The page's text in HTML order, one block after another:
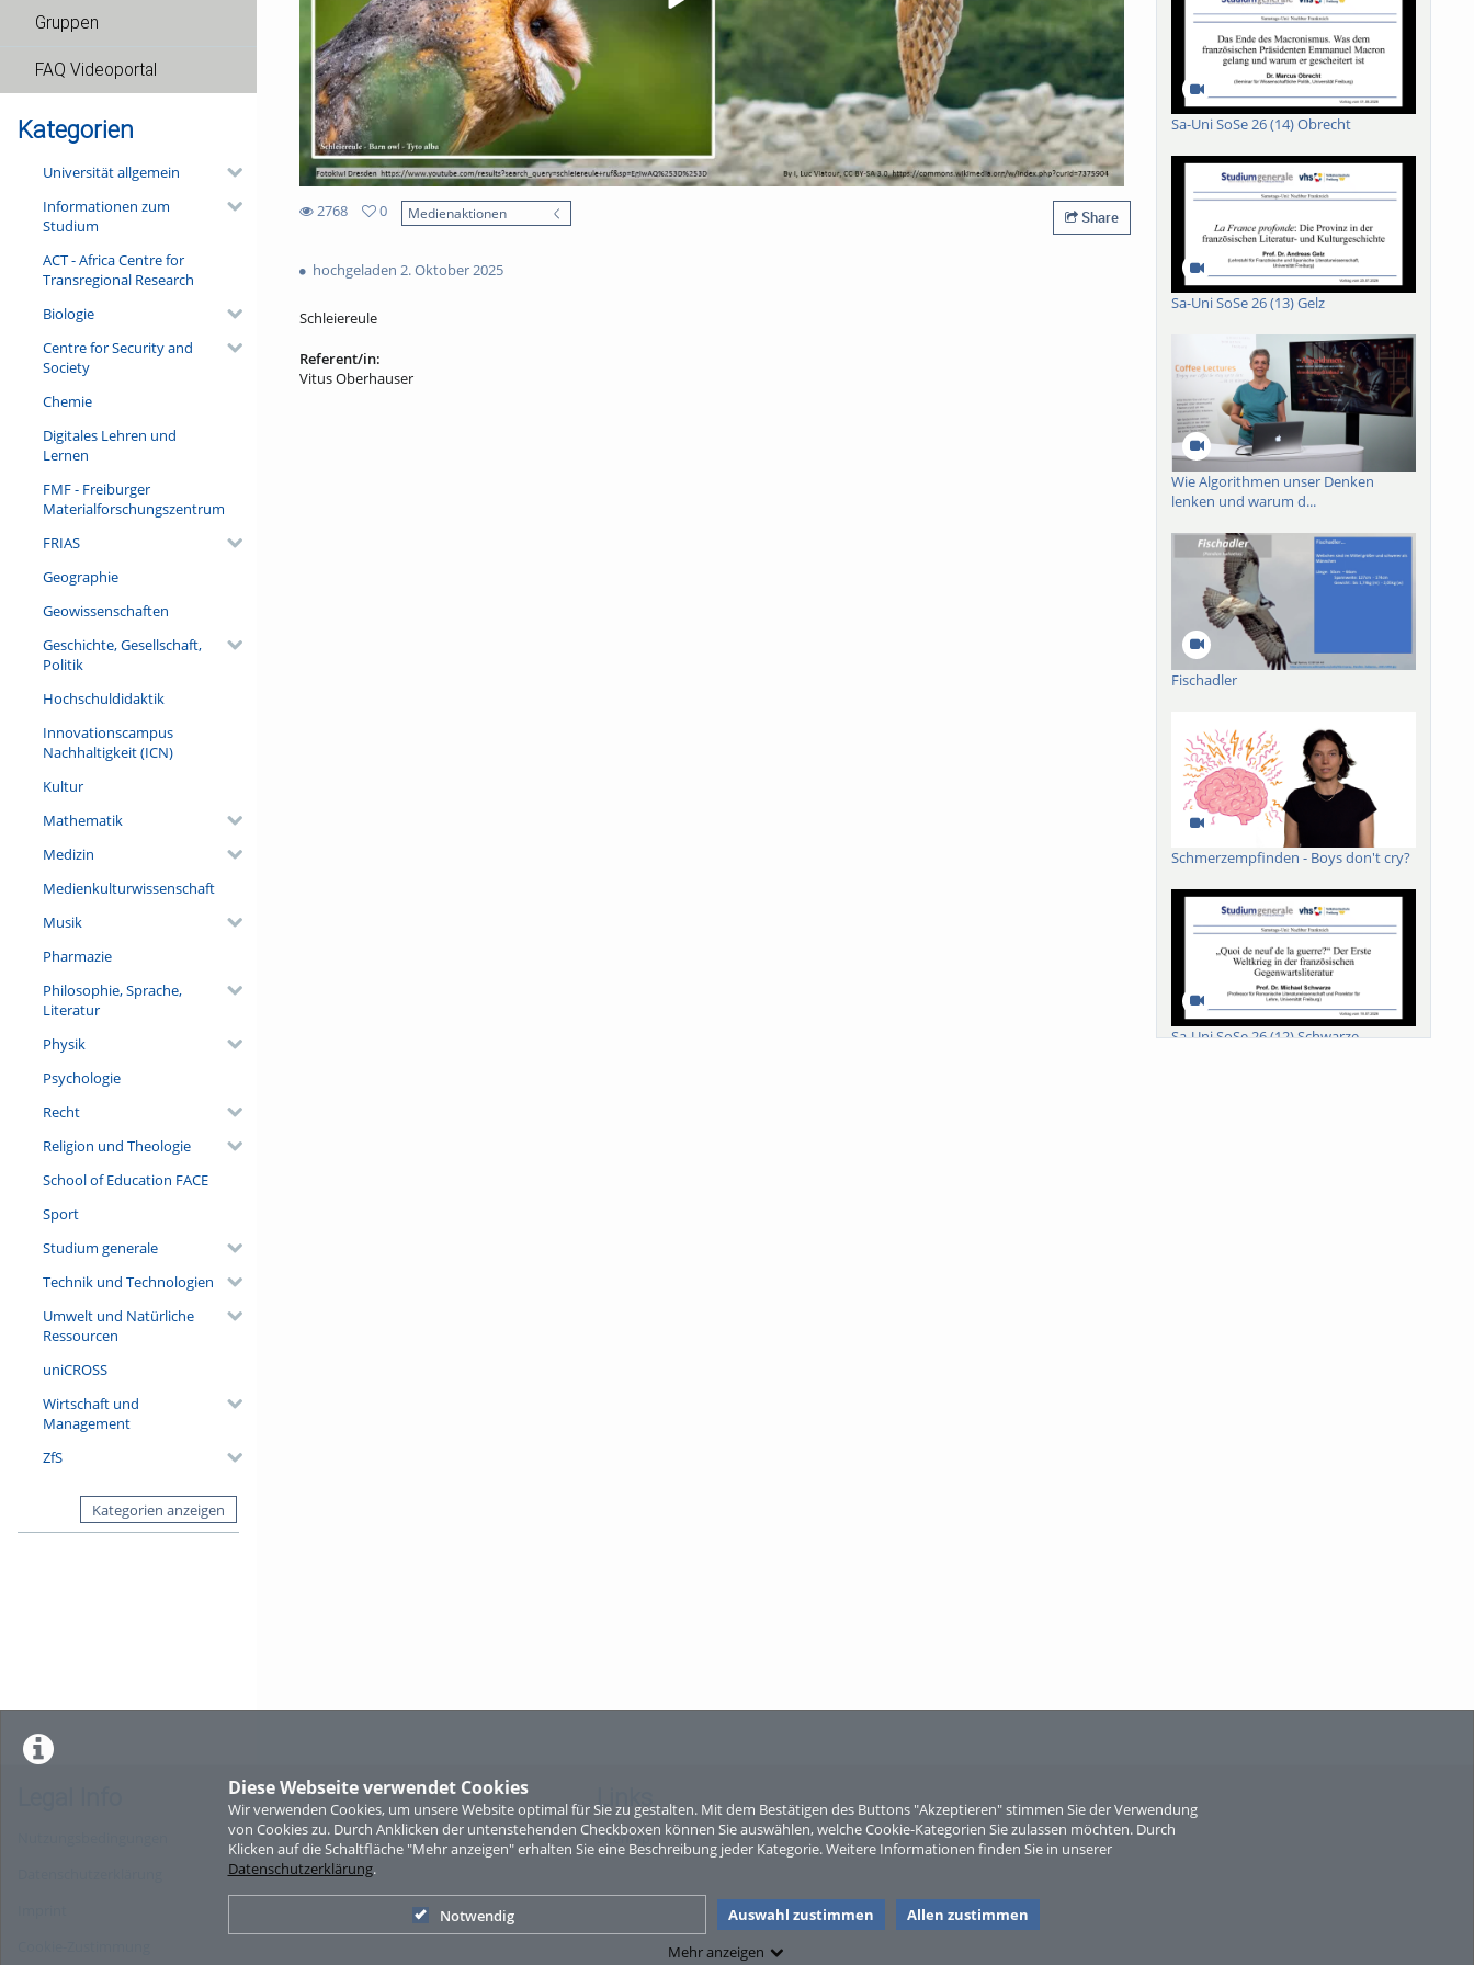
Diese Webseite verwendet Cookies
Wir verwenden Cookies, um unsere Website optimal für Sie zu gestalten. Mit dem Bestätigen des Buttons "Akzeptieren" stimmen Sie der Verwendung
von Cookies zu. Durch Anklicken der untenstehenden Checkboxen können Sie auswählen, welche Cookie-Kategorien Sie zulassen möchten. Durch
Klicken auf die Schaltfläche "Mehr anzeigen" erhalten Sie eine Beschreibung jeder Kategorie. Weitere Informationen finden Sie in unserer
Datenschutzerklärung.
Notwendig Auswahl zustimmen
Allen zustimmen
Mehr anzeigen
Gruppen
FAQ Videoportal
Kategorien
Universität allgemein
Informationen zum
Studium
ACT - Africa Centre for
Transregional Research
Biologie
Centre for Security and
Society
Chemie
Digitales Lehren und
Lernen
FMF - Freiburger
Materialforschungszentrum
FRIAS
Geographie
Geowissenschaften
Geschichte, Gesellschaft,
Politik
Hochschuldidaktik
Innovationscampus
Nachhaltigkeit (ICN)
Kultur
Mathematik
Medizin
Medienkulturwissenschaft
Musik
Pharmazie
Philosophie, Sprache,
Literatur
Physik
Psychologie
Recht
Religion und Theologie
School of Education FACE
Sport
Studium generale
Technik und Technologien
Umwelt und Natürliche
Ressourcen
uniCROSS
Wirtschaft und
Management
ZfS
Kategorien anzeigen
2768
views
0
Medienaktionen Share
hochgeladen 2. Oktober 2025
Schleiereule
Referent/in:
Vitus Oberhauser
Sa-Uni SoSe 26 (14) Obrecht
Sa-Uni SoSe 26 (13) Gelz
Wie Algorithmen unser Denken
lenken und warum d...
Fischadler
Schmerzempfinden - Boys don't cry?
Sa-Uni SoSe 26 (12) Schwarze
Sperber
Links
Sitemap